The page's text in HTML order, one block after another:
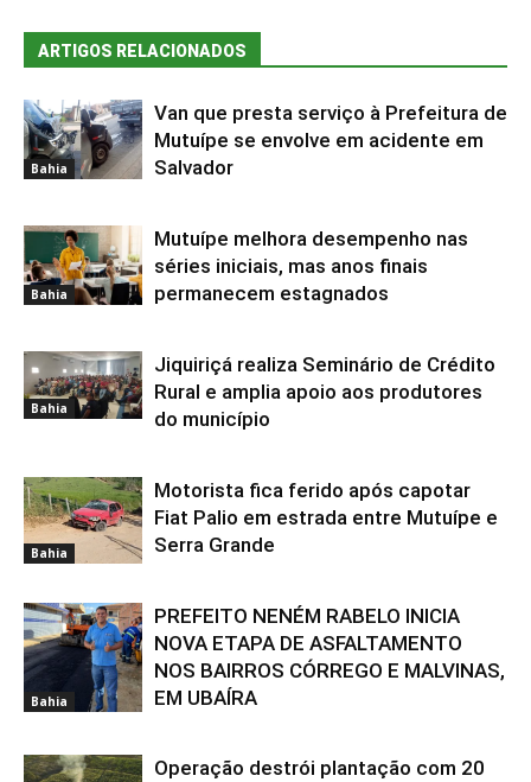
ARTIGOS RELACIONADOS
Bahia
Van que presta serviço à Prefeitura de
Mutuípe se envolve em acidente em
Salvador
Bahia
Mutuípe melhora desempenho nas
séries iniciais, mas anos finais
permanecem estagnados
Bahia
Jiquiriçá realiza Seminário de Crédito
Rural e amplia apoio aos produtores
do município
Bahia
Motorista fica ferido após capotar
Fiat Palio em estrada entre Mutuípe e
Serra Grande
Bahia
PREFEITO NENÉM RABELO INICIA
NOVA ETAPA DE ASFALTAMENTO
NOS BAIRROS CÓRREGO E MALVINAS,
EM UBAÍRA
Operação destrói plantação com 20